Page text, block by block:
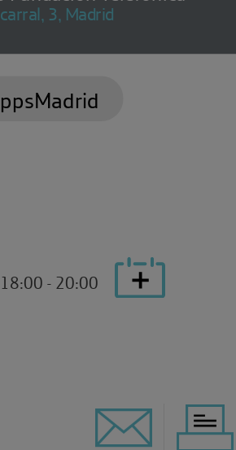
3, Madrid
18:00 - 20:00